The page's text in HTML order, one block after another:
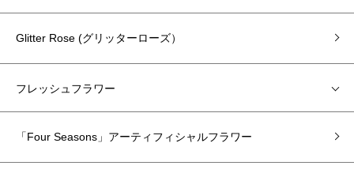
Glitter Rose (グリッターローズ）
フレッシュフラワー
「Four Seasons」アーティフィシャルフラワー